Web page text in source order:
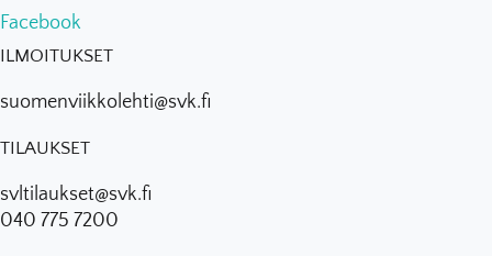
Facebook
ILMOITUKSET
suomenviikkolehti@svk.fi
TILAUKSET
svltilaukset@svk.fi
040 775 7200